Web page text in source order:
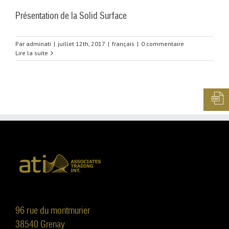
Présentation de la Solid Surface
Par adminati | juillet 12th, 2017 | français | 0 commentaire
Lire la suite
96 rue du montmurier
38540 Grenay